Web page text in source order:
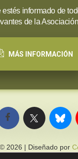
estés informado de
de la
MÁS INFORMACIÓN
2026 | Diseñado por